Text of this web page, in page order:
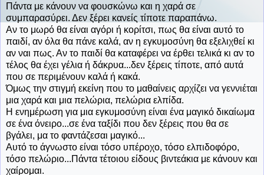
Πάντα με κάνουν να φουσκώνω και η χαρά σε
συμπαρασύρει. Δεν ξέρει κανείς τίποτε παραπάνω.
Αν το μωρό θα είναι αγόρι ή κορίτσι, πως θα είναι αυτό το
παιδί, αν όλα θα πάνε καλά, αν η εγκυμοσύνη θα εξελιχθεί κι
αν ναι πως. Αν το παιδί θα καταφέρει να έρθει τελικά κι αν το
τέλος θα έχει γέλια ή δάκρυα...δεν ξέρεις τίποτε, από αυτά
που σε περιμένουν καλά ή κακά.
Όμως την στιγμή εκείνη που το μαθαίνεις αρχίζει να γεννιέται
μια χαρά και μια πελώρια, πελώρια ελπίδα.
Η ενημέρωση για μια εγκυμοσύνη είναι ένα μαγικό δικαίωμα
σε ένα όνειρο...σε ένα ταξίδι που δεν ξέρεις που θα σε
βγάλει, μα το φαντάζεσαι μαγικό...
Αυτό το άγνωστο είναι τόσο υπέροχο, τόσο ελπιδοφόρο,
τόσο πελώριο...Πάντα τέτοιου είδους βιντεάκια με κάνουν και
χαίρομαι.